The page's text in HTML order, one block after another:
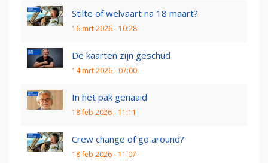
Stilte of welvaart na 18 maart?
16 mrt 2026 - 10:28
De kaarten zijn geschud
14 mrt 2026 - 07:00
In het pak genaaid
18 feb 2026 - 11:11
Crew change of go around?
18 feb 2026 - 11:07